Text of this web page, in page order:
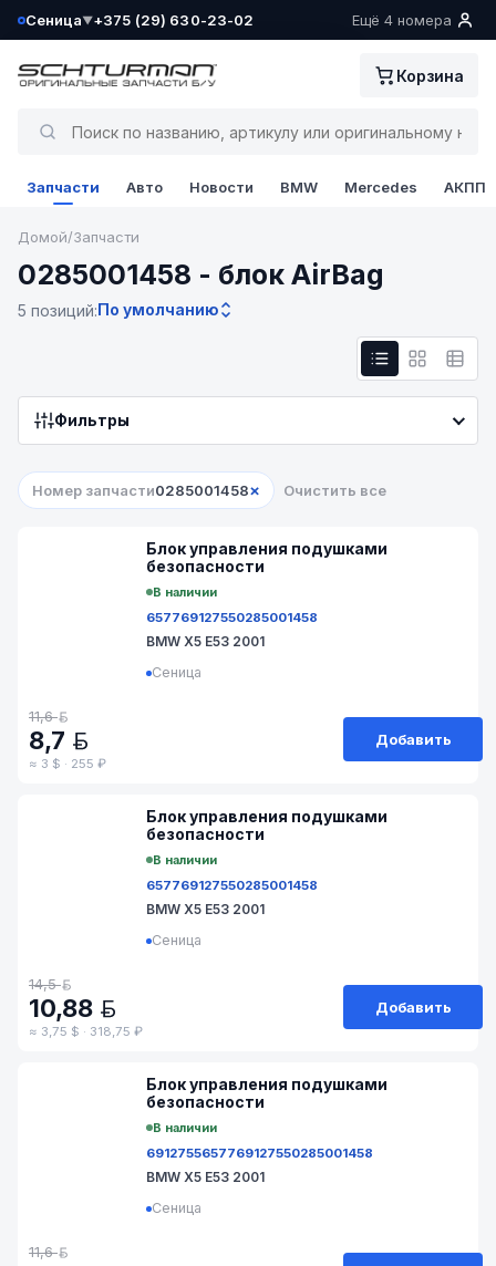
Сеница▼
Ваш склад определён как:
+375 (29) 630-23-02 Ещё 4 номера
Корзина
Запчасти Авто Новости BMW Mercedes АКПП
Домой/Запчасти
0285001458 - блок AirBag
5 позиций:По умолчанию
Фильтры
Номер запчасти0285001458× Очистить все
Блок управления подушками
безопасности
В наличии
657769127550285001458
BMW X5 E53 2001
Сеница
11,6
8,7
≈ 3 $ · 255 ₽
Добавить
Блок управления подушками
безопасности
В наличии
657769127550285001458
BMW X5 E53 2001
Сеница
14,5
10,88
≈ 3,75 $ · 318,75 ₽
Добавить
Блок управления подушками
безопасности
В наличии
6912755657769127550285001458
BMW X5 E53 2001
Сеница
11,6